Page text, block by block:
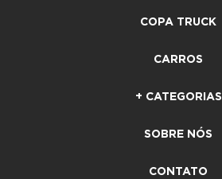
COPA TRUCK
CARROS
+ CATEGORIAS
SOBRE NÓS
CONTATO